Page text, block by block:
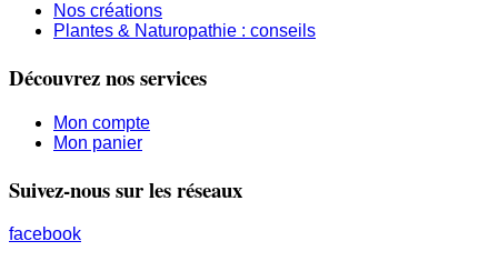
Nos créations
Plantes & Naturopathie : conseils
Découvrez nos services
Mon compte
Mon panier
Suivez-nous sur les réseaux
facebook